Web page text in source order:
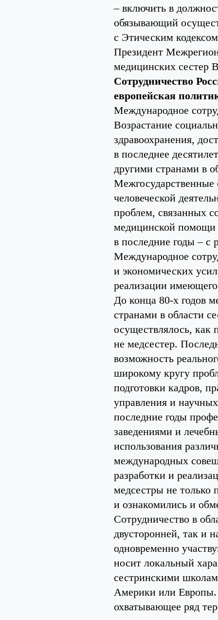
– включить в
обязывающий
с Этическим
Президент
медицинских сестер
Сотрудничество
европейская
Международное
Возрастание
здравоохранения,
в последнее
другими странами в
Межгосударственные
человеческой
проблем, связанных
медицинской помощи
в последние годы – с
Международное
и экономических
реализации
До конца 80-х годов
странами в области
осуществлялось, как
не медсестер.
возможность
широкому кругу
подготовки кадров,
управления и
последние годы
заведениями и
использования
международных
разработки и
медсестры не только
и ознакомились и
Сотрудничество в
двусторонней, так и
одновременно
носит локальный
сестринскими
Америки или Европы.
охватывающее ряд